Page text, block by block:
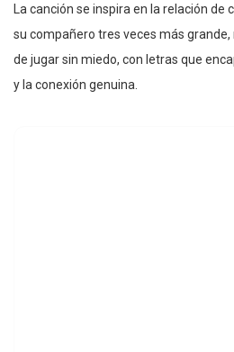
La canción se inspira en la relación
su compañero tres veces más
de jugar sin miedo, con letras que
y la conexión genuina.